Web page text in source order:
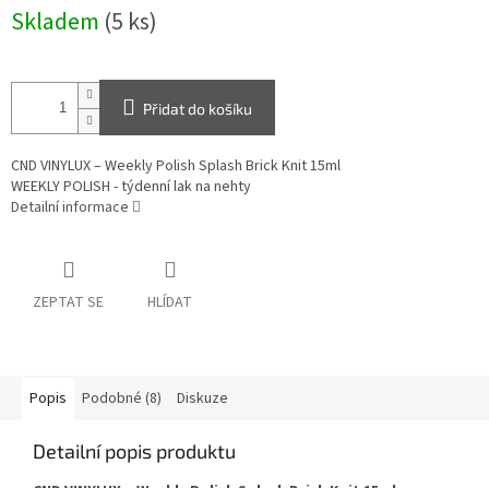
cena:
Skladem (5 ks)
Přidat do košíku
CND VINYLUX – Weekly Polish Splash Brick Knit 15ml
WEEKLY POLISH - týdenní lak na nehty
Detailní informace
ZEPTAT SE HLÍDAT
Popis Podobné (8) Diskuze
Detailní popis produktu